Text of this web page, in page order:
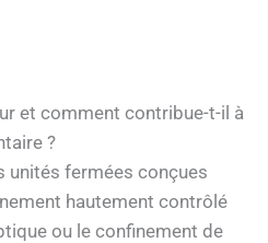
et comment contribue-t-il à
?
unités fermées conçues
hautement contrôlé
ou le confinement de